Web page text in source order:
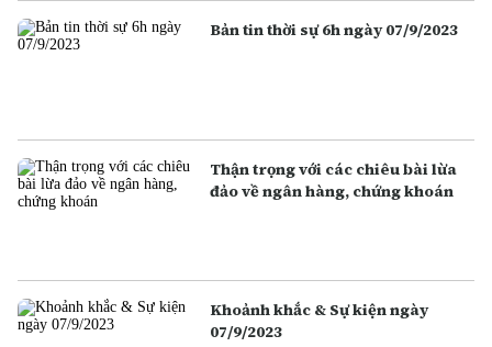
Bản tin thời sự 6h ngày 07/9/2023
Thận trọng với các chiêu bài lừa
đảo về ngân hàng, chứng khoán
Khoảnh khắc & Sự kiện ngày
07/9/2023